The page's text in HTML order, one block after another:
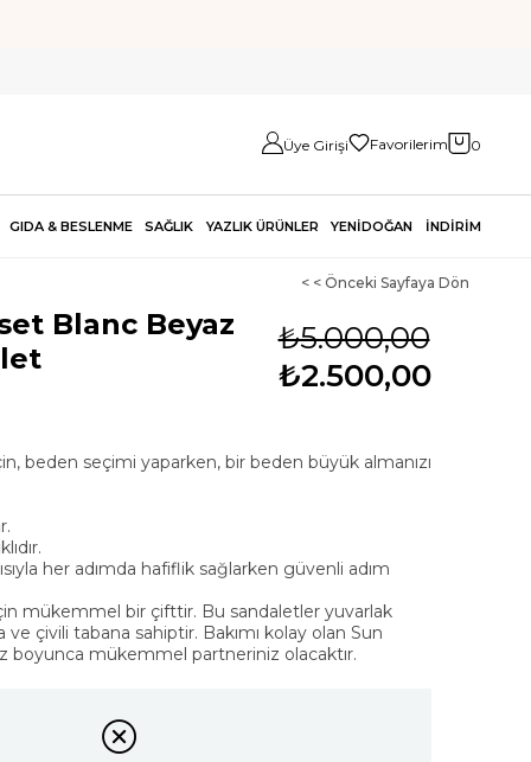
Üye Girişi Favorilerim 0
GIDA & BESLENME SAĞLIK YAZLIK ÜRÜNLER YENİDOĞAN İNDİRİM
< < Önceki Sayfaya Dön
₺5.000,00
₺2.500,00
Blanc Beyaz
beden seçimi yaparken, bir beden büyük almanızı
her adımda hafiflik sağlarken güvenli adım
mükemmel bir çifttir. Bu sandaletler yuvarlak
ve çivili tabana sahiptir. Bakımı kolay olan Sun
boyunca mükemmel partneriniz olacaktır.